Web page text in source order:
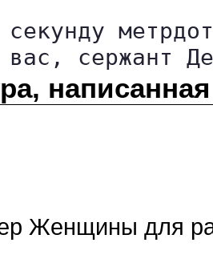
секунду
вас, сержант
Женщины для